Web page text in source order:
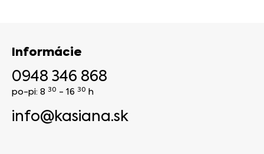
Informácie
0948 346 868
po-pi: 8 30 - 16 30 h
info@kasiana.sk